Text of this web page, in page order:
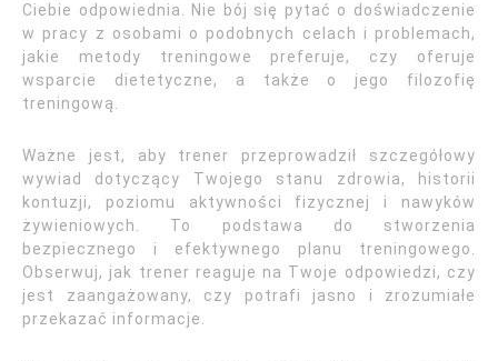
Ciebie odpowiednia. Nie bój się pytać o doświadczenie
w pracy z osobami o podobnych celach i problemach,
jakie metody treningowe preferuje, czy oferuje
wsparcie dietetyczne, a także o jego filozofię
treningową.
Ważne jest, aby trener przeprowadził szczegółowy
wywiad dotyczący Twojego stanu zdrowia, historii
kontuzji, poziomu aktywności fizycznej i nawyków
żywieniowych. To podstawa do stworzenia
bezpiecznego i efektywnego planu treningowego.
Obserwuj, jak trener reaguje na Twoje odpowiedzi, czy
jest zaangażowany, czy potrafi jasno i zrozumiałe
przekazać informacje.